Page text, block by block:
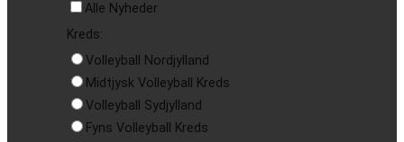
Alle Nyheder
Kreds:
Volleyball Nordjylland
Midtjysk Volleyball Kreds
Volleyball Sydjylland
Fyns Volleyball Kreds